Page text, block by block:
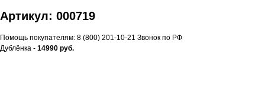
Артикул: 000719
Помощь покупателям: 8 (800) 201-10-21 Звонок по РФ
Дублёнка - 14990 руб.